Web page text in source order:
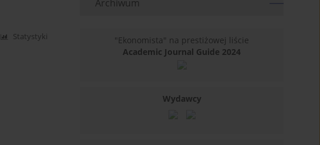
Statystyki
Archiwum
"Ekonomista" na prestiżowej liście
Academic Journal Guide 2024
Wydawcy